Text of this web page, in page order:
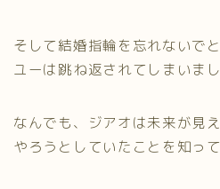
そして結婚指輪を忘れないで
ユーは跳ね返されてしまいまし
なんでも、ジアオは未来が見
やろうとしていたことを知って